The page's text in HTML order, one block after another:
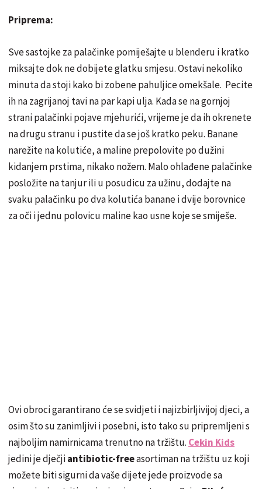
Priprema:
Sve sastojke za palačinke pomiješajte u blenderu i kratko
miksajte dok ne dobijete glatku smjesu. Ostavi nekoliko
minuta da stoji kako bi zobene pahuljice omekšale. Pecite
ih na zagrijanoj tavi na par kapi ulja. Kada se na gornjoj
strani palačinki pojave mjehurići, vrijeme je da ih okrenete
na drugu stranu i pustite da se još kratko peku. Banane
narežite na kolutiće, a maline prepolovite po dužini
kidanjem prstima, nikako nožem. Malo ohlađene palačinke
posložite na tanjur ili u posudicu za užinu, dodajte na
svaku palačinku po dva kolutića banane i dvije borovnice
za oči i jednu polovicu maline kao usne koje se smiješe.
Ovi obroci garantirano će se svidjeti i najizbirljivijoj djeci, a
osim što su zanimljivi i posebni, isto tako su pripremljeni s
najboljim namirnicama trenutno na tržištu. Cekin Kids
jedini je dječjiantibiotic-freeasortiman na tržištu uz koji
možete biti sigurni da vaše dijete jede proizvode sa